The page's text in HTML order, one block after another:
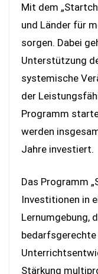
Mit dem
und Länder für
sorgen. Dabei
Unterstützung
systemische
der
Programm
werden
Jahre investiert.
Das Programm
Investitionen in
Lernumgebung,
bedarfsgerechte
Stärkung